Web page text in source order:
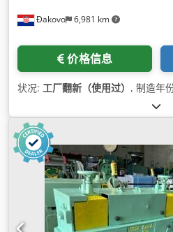
Đakovo 6,981 km
价格信息
状况: 工厂翻新（使用过） , 制造年